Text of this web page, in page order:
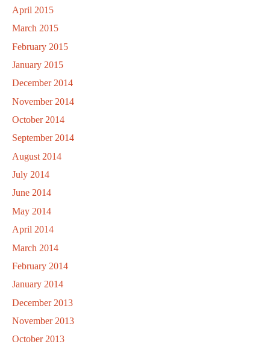
April 2015
March 2015
February 2015
January 2015
December 2014
November 2014
October 2014
September 2014
August 2014
July 2014
June 2014
May 2014
April 2014
March 2014
February 2014
January 2014
December 2013
November 2013
October 2013